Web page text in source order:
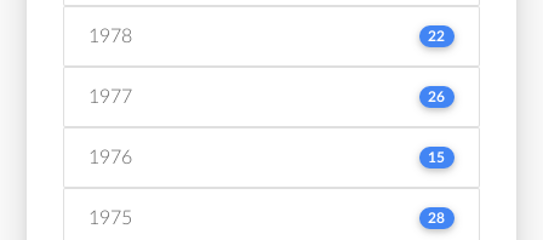
1978 22
1977 26
1976 15
1975 28